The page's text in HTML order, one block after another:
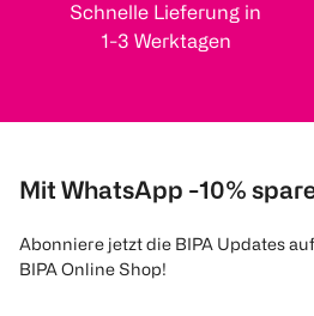
Schnelle Lieferung in
1-3 Werktagen
Mit WhatsApp -10%
Abonniere jetzt die BIPA Updates
BIPA Online Shop!